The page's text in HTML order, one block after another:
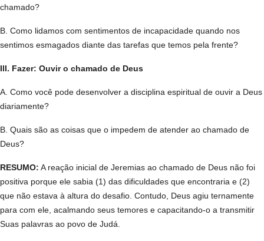
chamado?
B. Como lidamos com sentimentos de incapacidade quando nos
sentimos esmagados diante das tarefas que temos pela frente?
III. Fazer: Ouvir o chamado de Deus
A. Como você pode desenvolver a disciplina espiritual de ouvir a Deus
diariamente?
B. Quais são as coisas que o impedem de atender ao chamado de
Deus?
RESUMO: A reação inicial de Jeremias ao chamado de Deus não foi
positiva porque ele sabia (1) das dificuldades que encontraria e (2)
que não estava à altura do desafio. Contudo, Deus agiu ternamente
para com ele, acalmando seus temores e capacitando-o a transmitir
Suas palavras ao povo de Judá.